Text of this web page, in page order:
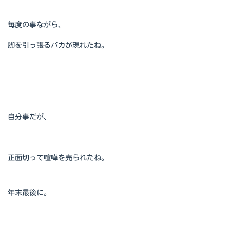
毎度の事ながら、
脚を引っ張るバカが現れたね。
自分事だが、
正面切って喧嘩を売られたね。
年末最後に。